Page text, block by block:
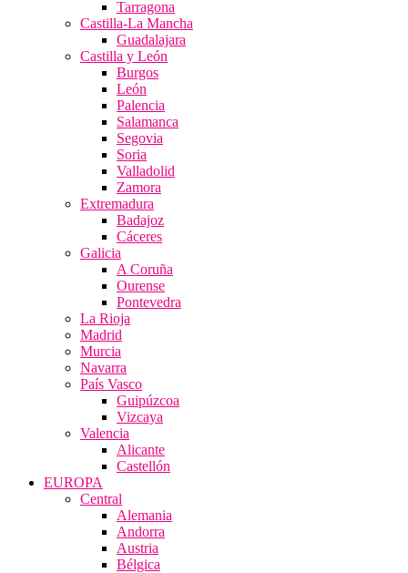
Tarragona
Castilla-La Mancha
Guadalajara
Castilla y León
Burgos
León
Palencia
Salamanca
Segovia
Soria
Valladolid
Zamora
Extremadura
Badajoz
Cáceres
Galicia
A Coruña
Ourense
Pontevedra
La Rioja
Madrid
Murcia
Navarra
País Vasco
Guipúzcoa
Vizcaya
Valencia
Alicante
Castellón
EUROPA
Central
Alemania
Andorra
Austria
Bélgica